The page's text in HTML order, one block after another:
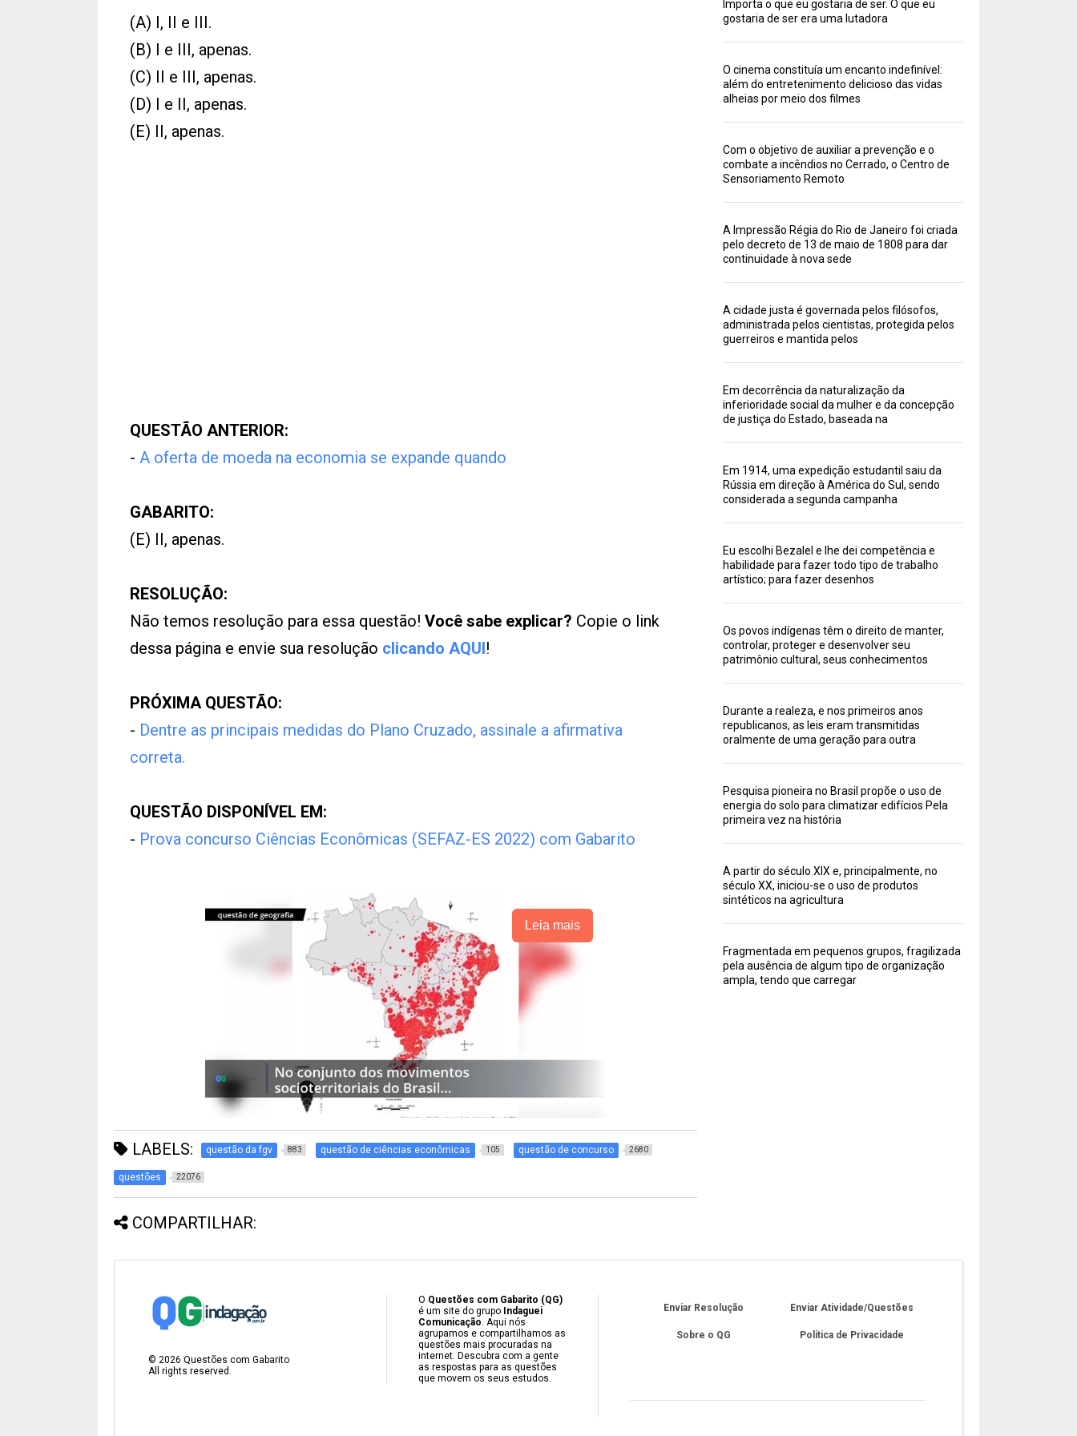
(A) I, II e III.
(B) I e III, apenas.
(C) II e III, apenas.
(D) I e II, apenas.
(E) II, apenas.
QUESTÃO ANTERIOR:
- A oferta de moeda na economia se expande quando
GABARITO:
(E) II, apenas.
RESOLUÇÃO:
Não temos resolução para essa questão! Você sabe explicar? Copie o link
dessa página e envie sua resolução clicando AQUI!
PRÓXIMA QUESTÃO:
- Dentre as principais medidas do Plano Cruzado, assinale a afirmativa
correta.
QUESTÃO DISPONÍVEL EM:
- Prova concurso Ciências Econômicas (SEFAZ-ES 2022) com Gabarito
Leia mais
LABELS: questão da fgv 883 questão de ciências econômicas 105 questão de concurso 2680
questões 22076
COMPARTILHAR:
Importa o que eu gostaria de ser. O que eu
gostaria de ser era uma lutadora
O cinema constituía um encanto indefinível:
além do entretenimento delicioso das vidas
alheias por meio dos filmes
Com o objetivo de auxiliar a prevenção e o
combate a incêndios no Cerrado, o Centro de
Sensoriamento Remoto
A Impressão Régia do Rio de Janeiro foi criada
pelo decreto de 13 de maio de 1808 para dar
continuidade à nova sede
A cidade justa é governada pelos filósofos,
administrada pelos cientistas, protegida pelos
guerreiros e mantida pelos
Em decorrência da naturalização da
inferioridade social da mulher e da concepção
de justiça do Estado, baseada na
Em 1914, uma expedição estudantil saiu da
Rússia em direção à América do Sul, sendo
considerada a segunda campanha
Eu escolhi Bezalel e lhe dei competência e
habilidade para fazer todo tipo de trabalho
artístico; para fazer desenhos
Os povos indígenas têm o direito de manter,
controlar, proteger e desenvolver seu
patrimônio cultural, seus conhecimentos
Durante a realeza, e nos primeiros anos
republicanos, as leis eram transmitidas
oralmente de uma geração para outra
Pesquisa pioneira no Brasil propõe o uso de
energia do solo para climatizar edifícios Pela
primeira vez na história
A partir do século XIX e, principalmente, no
século XX, iniciou-se o uso de produtos
sintéticos na agricultura
Fragmentada em pequenos grupos, fragilizada
pela ausência de algum tipo de organização
ampla, tendo que carregar
©2026 Questões com Gabarito
All rights reserved.
O Questões com Gabarito (QG)
é um site do grupo Indaguei
Comunicação. Aqui nós
agrupamos e compartilhamos as
questões mais procuradas na
internet. Descubra com a gente
as respostas para as questões
que movem os seus estudos.
Enviar Resolução Enviar Atividade/Questões
Sobre o QG Política de Privacidade